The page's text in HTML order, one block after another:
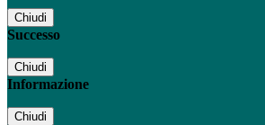
Chiudi
Successo
Chiudi
Informazione
Chiudi